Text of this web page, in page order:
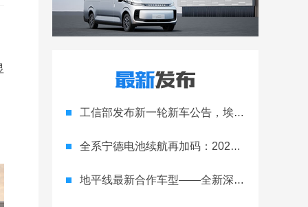
工信部发布新一轮新车公告，埃安Ray 7引发关注
全系宁德电池续航再加码：2027款埃安RT上市，9.98万元起
地平线最新合作车型——全新深蓝S05正式上市！